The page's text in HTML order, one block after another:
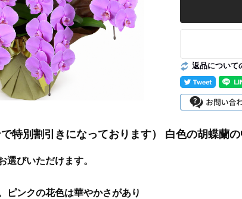
返品について
特別割引きになっております） 白色の胡蝶蘭
びいただけます。
ピンクの花色は華やかさがあり